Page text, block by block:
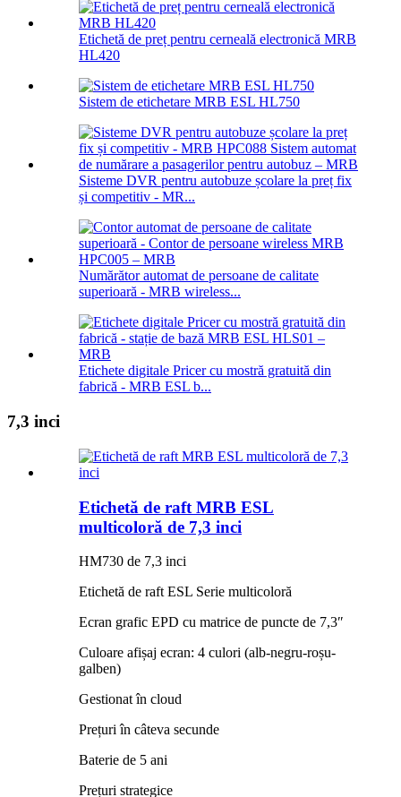
Etichetă de preț pentru cerneală electronică MRB
HL420
Sistem de etichetare MRB ESL HL750
Sisteme DVR pentru autobuze școlare la preț fix
și competitiv - MR...
Numărător automat de persoane de calitate
superioară - MRB wireless...
Etichete digitale Pricer cu mostră gratuită din
fabrică - MRB ESL b...
7,3 inci
Etichetă de raft MRB ESL
multicoloră de 7,3 inci
HM730 de 7,3 inci
Etichetă de raft ESL Serie multicoloră
Ecran grafic EPD cu matrice de puncte de 7,3″
Culoare afișaj ecran: 4 culori (alb-negru-roșu-
galben)
Gestionat în cloud
Prețuri în câteva secunde
Baterie de 5 ani
Prețuri strategice